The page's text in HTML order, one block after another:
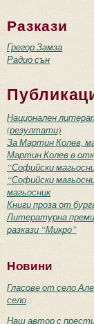
Разкази
Грегор Замза
Радио сън
Национален
(резултати)
За Мартин Колев,
Мартин Колев в
“Софийски
“Софийски
магьосник
Книги проза от
Литературна
разкази “Микро”
Новини
Гласове от село
село
Наш автор с